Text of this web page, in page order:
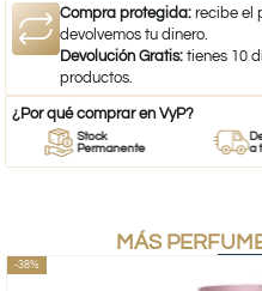
Compra protegida: recibe el
devolvemos tu dinero.
Devolución Gratis: tienes 10
productos.
¿Por qué comprar en VyP?
Stock
Permanente
a todo
MÁS
-38%